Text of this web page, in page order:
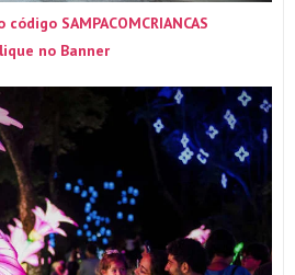
SAMPACOMCRIANCAS
no Banner